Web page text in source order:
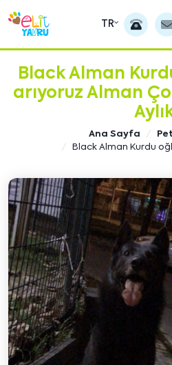
TR
Black Alman
arıyoruz Alman
Ana Sayfa
Black Alman Kurdu